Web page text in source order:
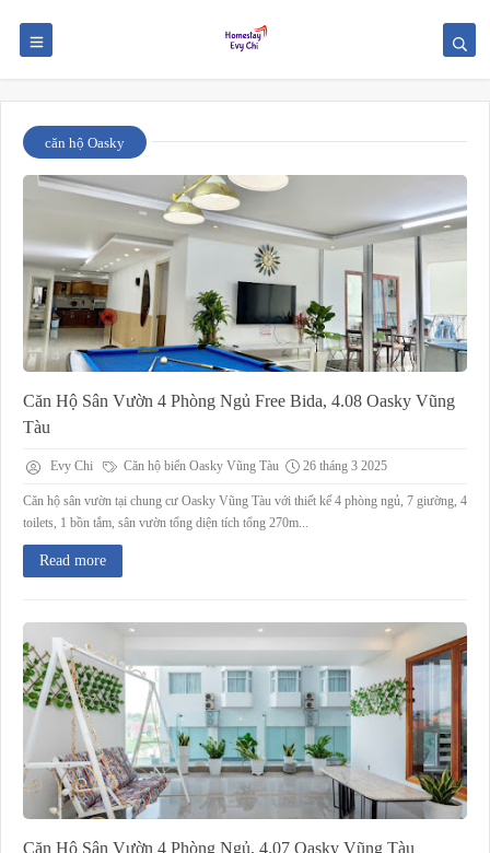
căn hộ Oasky
Căn Hộ Sân Vườn 4 Phòng Ngủ Free Bida, 4.08 Oasky Vũng
Tàu
Evy Chi Căn hộ biển Oasky Vũng Tàu 26 tháng 3 2025
Căn hộ sân vườn tại chung cư Oasky Vũng Tàu với thiết kế 4 phòng ngủ, 7 giường, 4
toilets, 1 bồn tắm, sân vườn tổng diện tích tổng 270m...
Read more
Căn Hộ Sân Vườn 4 Phòng Ngủ, 4.07 Oasky Vũng Tàu